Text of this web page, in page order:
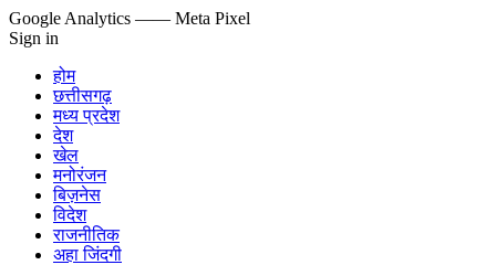
Google Analytics —— Meta Pixel
Sign in
होम
छत्तीसगढ़
मध्य प्रदेश
देश
खेल
मनोरंजन
बिज़नेस
विदेश
राजनीतिक
अहा जिंदगी